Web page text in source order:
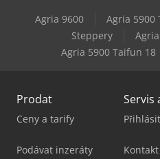
Agria 9600 Agria 5900
Steppery
Agria 5900 Taifun 18
Prodat
Ceny a tarify
Podávat inzeráty
Servis
Kontakt